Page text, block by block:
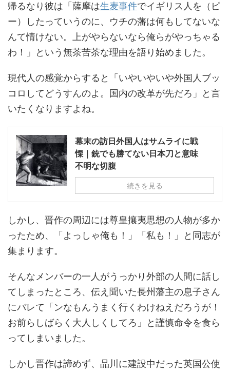
帰るなり彼は「薩摩は生麦事件でイギリス人を（ピ
ー）したっていうのに、ウチの藩は何もしてないな
んて情けない。上がやらないなら俺らがやっちゃる
わ！」という無茶苦茶な理由を語り始めました。
現代人の感覚からすると「いやいやいや外国人ブッ
コロしてどうすんのよ。国内の改革が先だろ」と言
いたくなりますよね。
幕末の訪日外国人はサムライに戦
慄｜銃でも勝てない日本刀と意味
不明な切腹
続きを見る
しかし、晋作の周辺には尊皇攘夷思想の人物が多か
ったため、「よっしゃ俺も！」「私も！」と同志が
集まります。
そんなメンバーの一人がうっかり外部の人間に話し
てしまったところ、伝え聞いた長州藩主の息子さん
にバレて「ンなもんうまく行くわけねえだろうが！
お前らしばらく大人しくしてろ」と謹慎命令を食ら
ってしまいました。
しかし晋作は諦めず、品川に建設中だった英国公使